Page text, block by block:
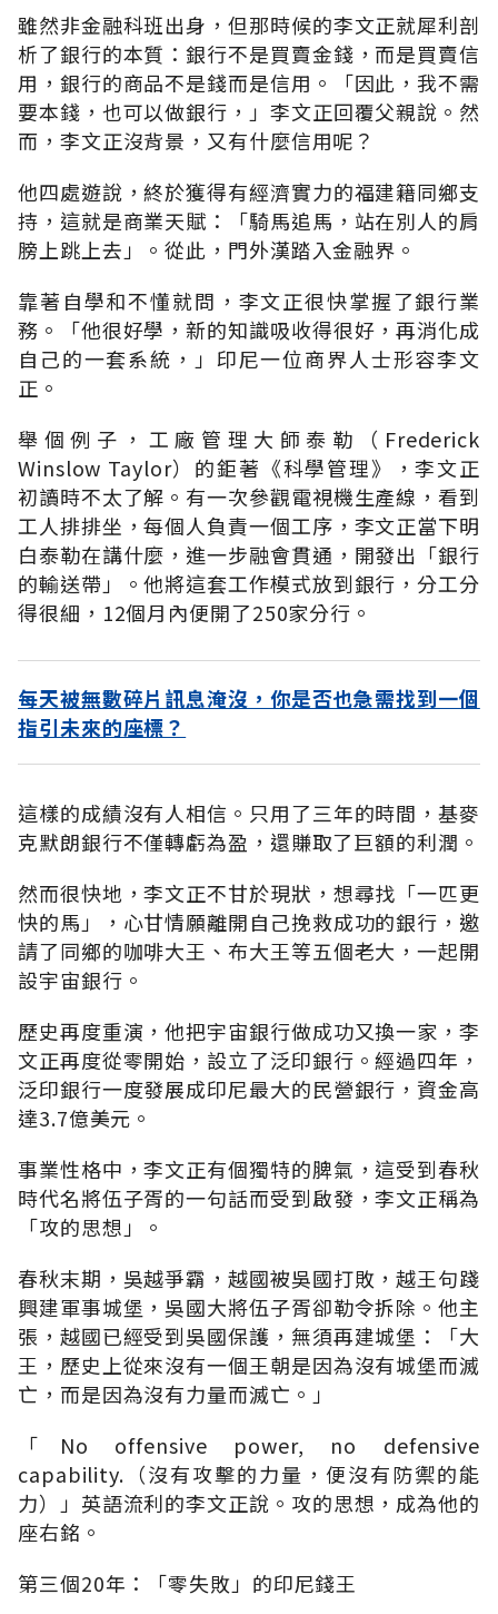
雖然非金融科班出身，但那時候的李文正就犀利剖
析了銀行的本質：銀行不是買賣金錢，而是買賣信
用，銀行的商品不是錢而是信用。「因此，我不需
要本錢，也可以做銀行，」李文正回覆父親說。然
而，李文正沒背景，又有什麼信用呢？
他四處遊說，終於獲得有經濟實力的福建籍同鄉支
持，這就是商業天賦：「騎馬追馬，站在別人的肩
膀上跳上去」。從此，門外漢踏入金融界。
靠著自學和不懂就問，李文正很快掌握了銀行業
務。「他很好學，新的知識吸收得很好，再消化成
自己的一套系統，」印尼一位商界人士形容李文
正。
舉個例子，工廠管理大師泰勒（Frederick
Winslow Taylor）的鉅著《科學管理》，李文正
初讀時不太了解。有一次參觀電視機生產線，看到
工人排排坐，每個人負責一個工序，李文正當下明
白泰勒在講什麼，進一步融會貫通，開發出「銀行
的輸送帶」。他將這套工作模式放到銀行，分工分
得很細，12個月內便開了250家分行。
每天被無數碎片訊息淹沒，你是否也急需找到一個
指引未來的座標？
這樣的成績沒有人相信。只用了三年的時間，基麥
克默朗銀行不僅轉虧為盈，還賺取了巨額的利潤。
然而很快地，李文正不甘於現狀，想尋找「一匹更
快的馬」，心甘情願離開自己挽救成功的銀行，邀
請了同鄉的咖啡大王、布大王等五個老大，一起開
設宇宙銀行。
歷史再度重演，他把宇宙銀行做成功又換一家，李
文正再度從零開始，設立了泛印銀行。經過四年，
泛印銀行一度發展成印尼最大的民營銀行，資金高
達3.7億美元。
事業性格中，李文正有個獨特的脾氣，這受到春秋
時代名將伍子胥的一句話而受到啟發，李文正稱為
「攻的思想」。
春秋末期，吳越爭霸，越國被吳國打敗，越王句踐
興建軍事城堡，吳國大將伍子胥卻勒令拆除。他主
張，越國已經受到吳國保護，無須再建城堡：「大
王，歷史上從來沒有一個王朝是因為沒有城堡而滅
亡，而是因為沒有力量而滅亡。」
「No offensive power, no defensive
capability.（沒有攻擊的力量，便沒有防禦的能
力）」英語流利的李文正說。攻的思想，成為他的
座右銘。
第三個20年：「零失敗」的印尼錢王